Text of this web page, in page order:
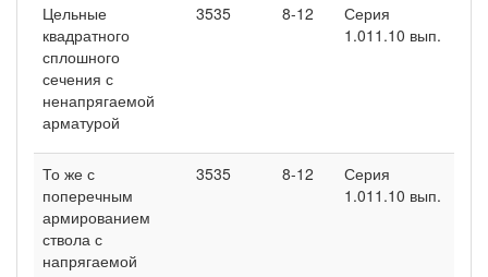
Цельные
квадратного
сплошного
сечения с
ненапрягаемой
арматурой
3535 8-12
Серия
1.011.10 вып.
То же с
поперечным
армированием
ствола с
напрягаемой
3535 8-12
Серия
1.011.10 вып.